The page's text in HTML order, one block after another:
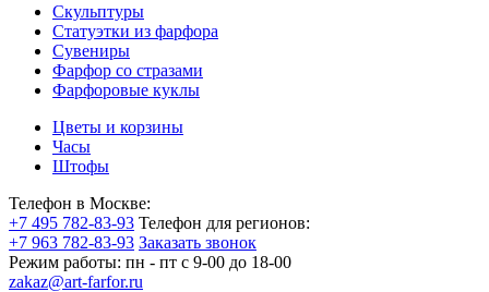
Скульптуры
Статуэтки из фарфора
Сувениры
Фарфор со стразами
Фарфоровые куклы
Цветы и корзины
Часы
Штофы
Телефон в Москве:
+7 495 782-83-93 Телефон для регионов:
+7 963 782-83-93 Заказать звонок
Режим работы: пн - пт c 9-00 до 18-00
zakaz@art-farfor.ru